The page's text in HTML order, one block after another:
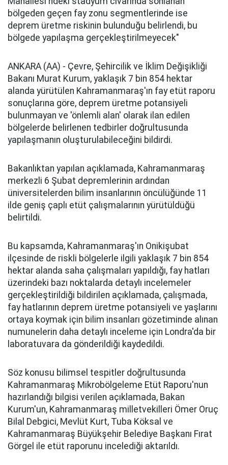
bölgeden geçen fay zonu segmentlerinde ise
deprem üretme riskinin bulunduğu belirlendi, bu
bölgede yapılaşma gerçekleştirilmeyecek"
ANKARA (AA) - Çevre, Şehircilik ve İklim Değişikliği
Bakanı Murat Kurum, yaklaşık 7 bin 854 hektar
alanda yürütülen Kahramanmaraş'ın fay etüt raporu
sonuçlarına göre, deprem üretme potansiyeli
bulunmayan ve 'önlemli alan' olarak ilan edilen
bölgelerde belirlenen tedbirler doğrultusunda
yapılaşmanın oluşturulabileceğini bildirdi.
Bakanlıktan yapılan açıklamada, Kahramanmaraş
merkezli 6 Şubat depremlerinin ardından
üniversitelerden bilim insanlarının öncülüğünde 11
ilde geniş çaplı etüt çalışmalarının yürütüldüğü
belirtildi.
Bu kapsamda, Kahramanmaraş'ın Onikişubat
ilçesinde de riskli bölgelerle ilgili yaklaşık 7 bin 854
hektar alanda saha çalışmaları yapıldığı, fay hatları
üzerindeki bazı noktalarda detaylı incelemeler
gerçekleştirildiği bildirilen açıklamada, çalışmada,
fay hatlarının deprem üretme potansiyeli ve yaşlarını
ortaya koymak için bilim insanları gözetiminde alınan
numunelerin daha detaylı inceleme için Londra'da bir
laboratuvara da gönderildiği kaydedildi.
Söz konusu bilimsel tespitler doğrultusunda
Kahramanmaraş Mikrobölgeleme Etüt Raporu'nun
hazırlandığı bilgisi verilen açıklamada, Bakan
Kurum'un, Kahramanmaraş milletvekilleri Ömer Oruç
Bilal Debgici, Mevlüt Kurt, Tuba Köksal ve
Kahramanmaraş Büyükşehir Belediye Başkanı Fırat
Görgel ile etüt raporunu incelediği aktarıldı.